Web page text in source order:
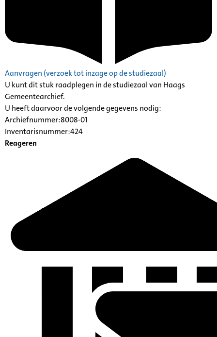
Aanvragen (verzoek tot inzage op de studiezaal)
U kunt dit stuk raadplegen in de studiezaal van Haags
Gemeentearchief.
U heeft daarvoor de volgende gegevens nodig:
Archiefnummer:8008-01
Inventarisnummer:424
Reageren